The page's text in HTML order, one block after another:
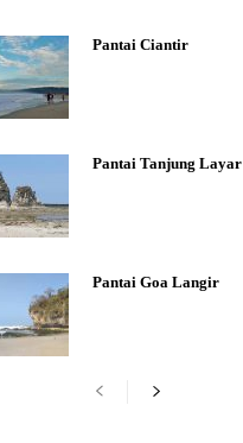
Pantai Ciantir
Pantai Tanjung Layar
Pantai Goa Langir